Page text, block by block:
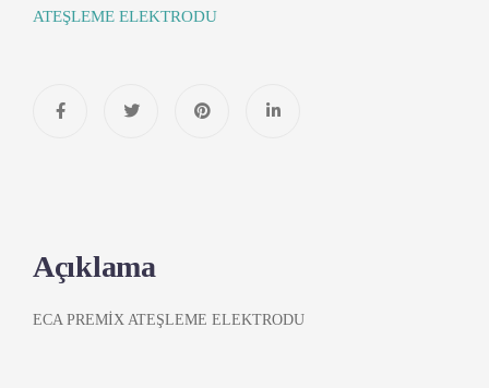
ATEŞLEME ELEKTRODU
Açıklama
ECA PREMİX ATEŞLEME ELEKTRODU